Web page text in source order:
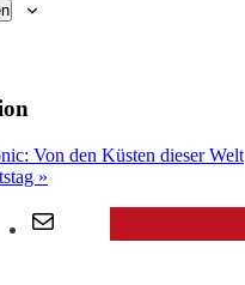
Von den Küsten dieser Welt
»